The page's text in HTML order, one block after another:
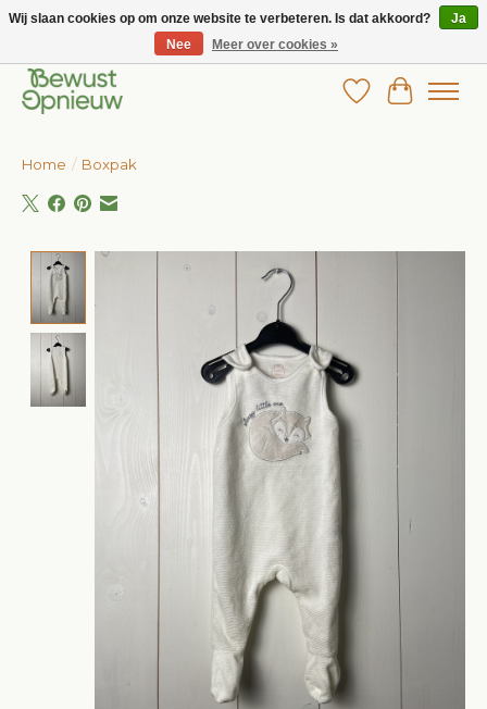
Wij bieden het grootste aanbod in betaalbare kinderkleding!
Verlanglijst
Home / Boxpak
Product image slideshow Items
Wij slaan cookies op om onze website te verbeteren. Is dat akkoord?
Ja
Nee
Meer over cookies »